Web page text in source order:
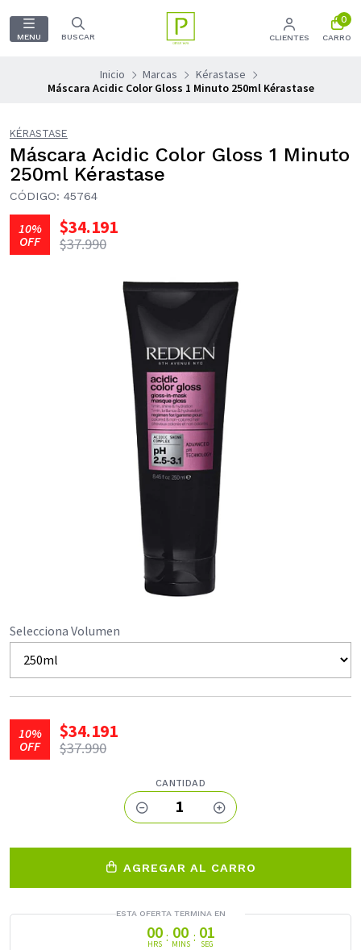
MENU BUSCAR CLIENTES
0
CARRO
Inicio Marcas
Kérastase
Máscara Acidic Color Gloss 1 Minuto 250ml Kérastase
KÉRASTASE
Máscara Acidic Color Gloss 1 Minuto
250ml Kérastase
CÓDIGO: 45764
10%
OFF
$34.191
$37.990
Selecciona Volumen
10%
OFF
$34.191
$37.990
CANTIDAD
1
AGREGAR AL CARRO
ESTA OFERTA TERMINA EN
00
HRS : 00
MINS : 01
SEG